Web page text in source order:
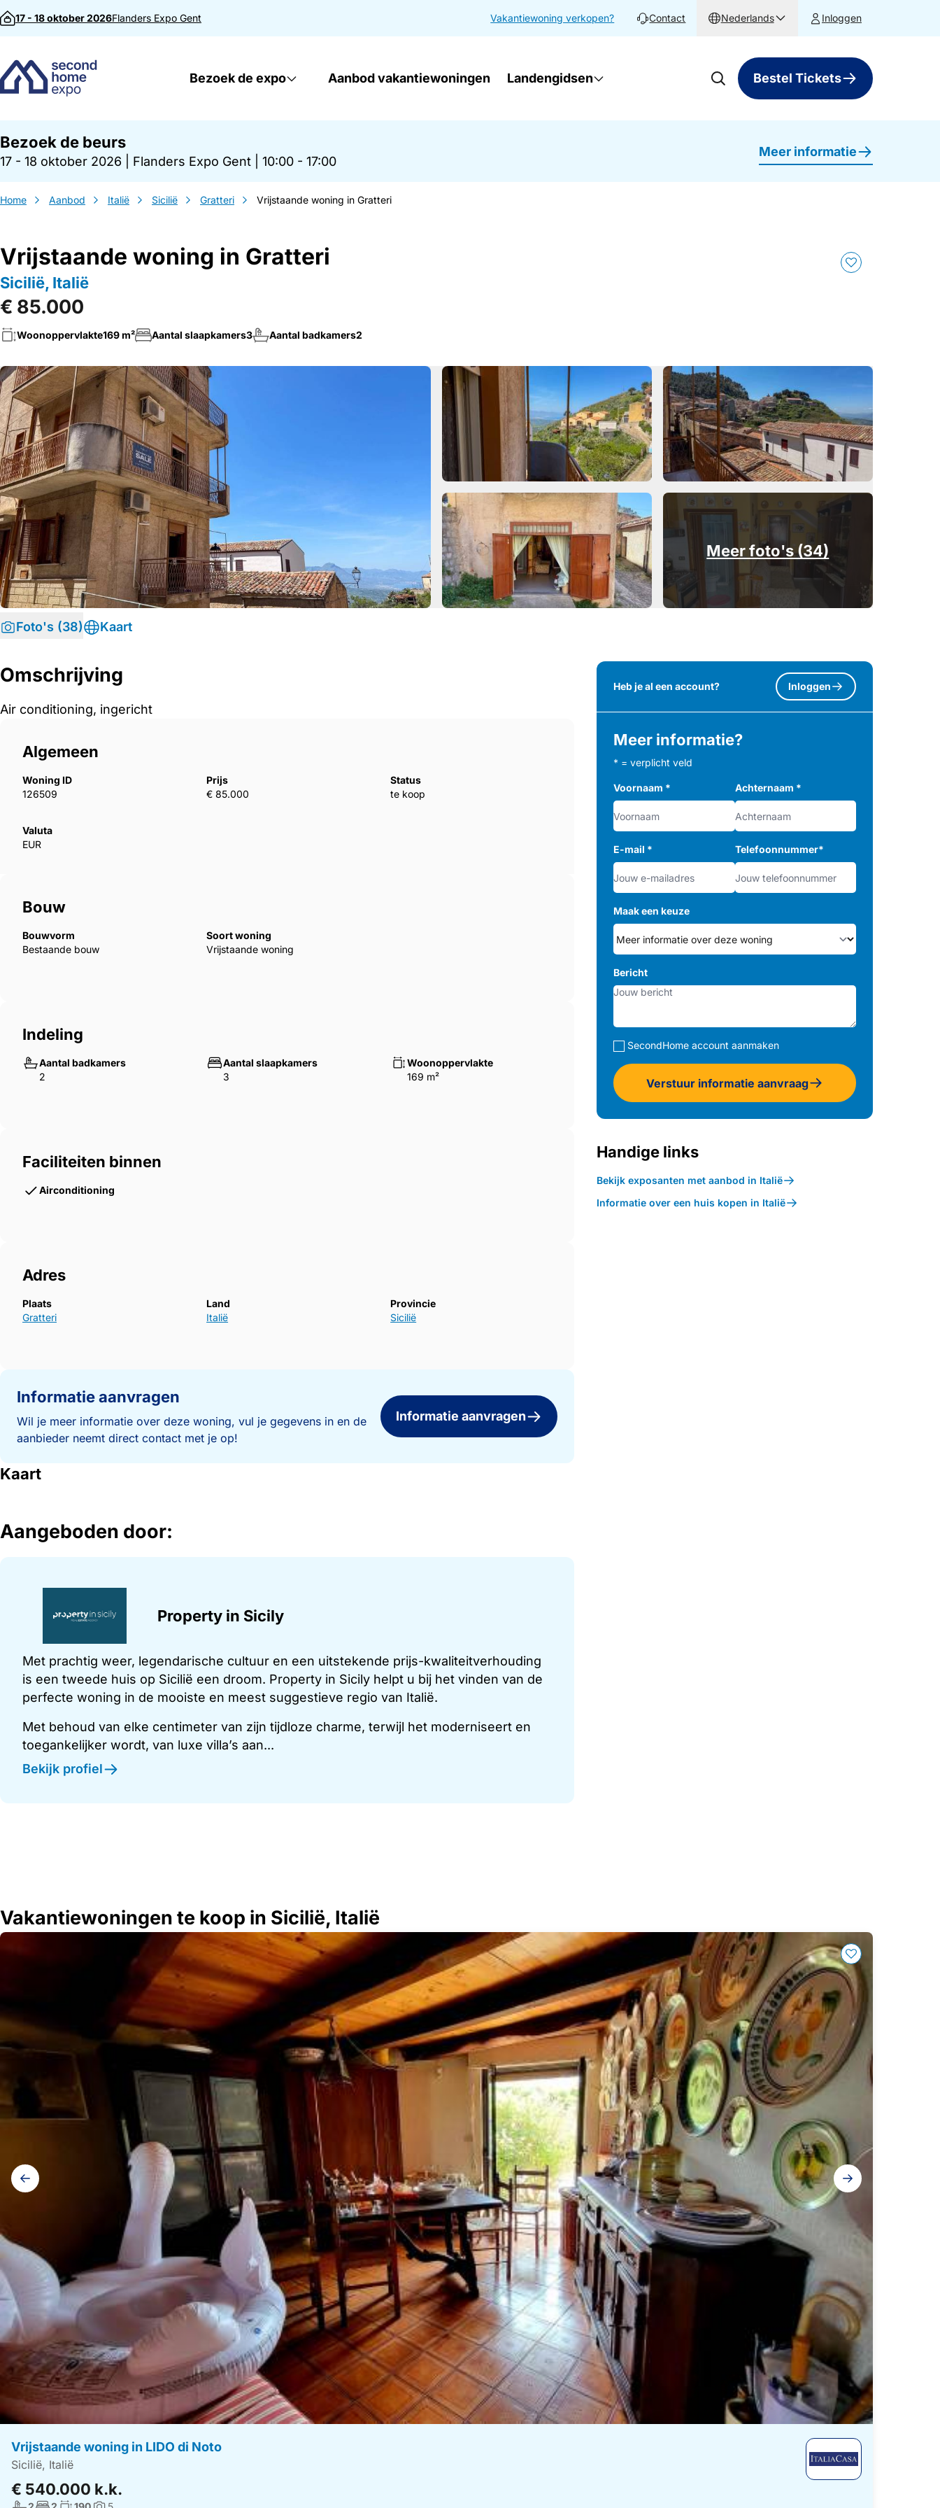
Direct naar inhoud
17 - 18 oktober 2026Flanders Expo Gent Vakantiewoning verkopen? Contact Nederlands Inloggen
Bezoek de expo Aanbod vakantiewoningen Landengidsen Bestel Tickets
Bezoek de beurs
17 - 18 oktober 2026 Flanders Expo Gent 10:00 - 17:00
Meer informatie
Home Aanbod Italië Sicilië Gratteri Vrijstaande woning in Gratteri
Vrijstaande woning in Gratteri
Sicilië, Italië
€ 85.000
Woonoppervlakte169 m² Aantal slaapkamers3 Aantal badkamers2
Meer foto's (34)
Foto's (38) Kaart
Omschrijving
Air conditioning, ingericht
Algemeen
Woning ID
126509
Prijs
€ 85.000
Status
te koop
Valuta
EUR
Bouw
Bouwvorm
Bestaande bouw
Soort woning
Vrijstaande woning
Indeling
Aantal badkamers
2
Aantal slaapkamers
3
Woonoppervlakte
169 m²
Faciliteiten binnen
Airconditioning
Adres
Plaats
Gratteri
Land
Italië
Provincie
Sicilië
Informatie aanvragen
Wil je meer informatie over deze woning, vul je gegevens in en de
aanbieder neemt direct contact met je op!
Informatie aanvragen
Kaart
Aangeboden door:
Property in Sicily
Met prachtig weer, legendarische cultuur en een uitstekende prijs-kwaliteitverhouding
is een tweede huis op Sicilië een droom. Property in Sicily helpt u bij het vinden van de
perfecte woning in de mooiste en meest suggestieve regio van Italië.
Met behoud van elke centimeter van zijn tijdloze charme, terwijl het moderniseert en
toegankelijker wordt, van luxe villa’s aan...
Bekijk profiel
Heb je al een account? Inloggen
Meer informatie?
* = verplicht veld
Voornaam * Achternaam *
E-mail * Telefoonnummer*
Maak een keuze
Bericht
SecondHome account aanmaken
Verstuur informatie aanvraag
Handige links
Bekijk exposanten met aanbod in Italië
Informatie over een huis kopen in Italië
Vakantiewoningen te koop in Sicilië, Italië
Galerij
navigatie
Vrijstaande woning in LIDO di Noto
Sicilië, Italië
€ 540.000 k.k.